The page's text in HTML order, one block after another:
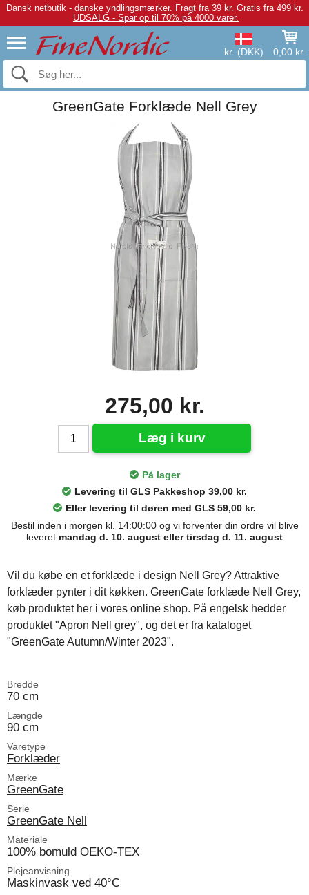
Dansk netbutik - danske yndlingsmærker. Fragt fra 39 kr. Gratis fra 499 kr.
UDSALG - Spar op til 70% på 4000 varer.
kr. (DKK) 0,00 kr.
GreenGate Forklæde Nell Grey
275,00 kr.
Læg i kurv
På lager
Levering til GLS Pakkeshop 39,00 kr.
Eller levering til døren med GLS 59,00 kr.
Bestil inden i morgen kl. 14:00:00 og vi forventer din ordre vil blive
leveret mandag d. 10. august eller tirsdag d. 11. august
Vil du købe en et forklæde i design Nell Grey? Attraktive
forklæder pynter i dit køkken. GreenGate forklæde Nell Grey,
køb produktet her i vores online shop. På engelsk hedder
produktet "Apron Nell grey", og det er fra kataloget
"GreenGate Autumn/Winter 2023".
Bredde
70 cm
Længde
90 cm
Varetype
Forklæder
Mærke
GreenGate
Serie
GreenGate Nell
Materiale
100% bomuld OEKO-TEX
Plejeanvisning
Maskinvask ved 40°C